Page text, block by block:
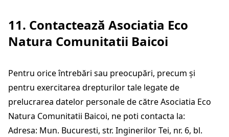
11. Contactează Asociatia Eco
Natura Comunitatii Baicoi
Pentru orice întrebări sau preocupări, precum și
pentru exercitarea drepturilor tale legate de
prelucrarea datelor personale de către Asociatia Eco
Natura Comunitatii Baicoi, ne poti contacta la:
Adresa: Mun. Bucuresti, str. Inginerilor Tei, nr. 6, bl.